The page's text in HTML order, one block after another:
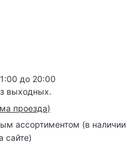
до 20:00
выходных.
проезда)
ассортиментом (в наличии
сайте)